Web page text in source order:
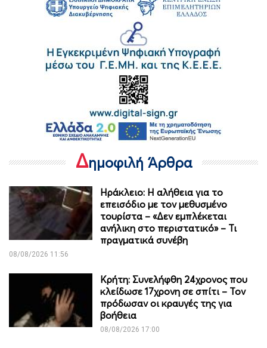
Δημοφιλή Άρθρα
Ηράκλειο: Η αλήθεια για το
επεισόδιο με τον μεθυσμένο
τουρίστα – «Δεν εμπλέκεται
ανήλικη στο περιστατικό» – Τι
πραγματικά συνέβη
08/08/2026 11:56
Κρήτη: Συνελήφθη 24χρονος που
κλείδωσε 17χρονη σε σπίτι – Τον
πρόδωσαν οι κραυγές της για
βοήθεια
08/08/2026 17:00